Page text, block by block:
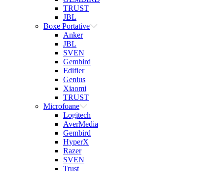
TRUST
JBL
Boxe Portative
Anker
JBL
SVEN
Gembird
Edifier
Genius
Xiaomi
TRUST
Microfoane
Logitech
AverMedia
Gembird
HyperX
Razer
SVEN
Trust